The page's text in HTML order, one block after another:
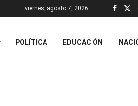
viernes, agosto 7, 2026
POLÍTICA EDUCACIÓN